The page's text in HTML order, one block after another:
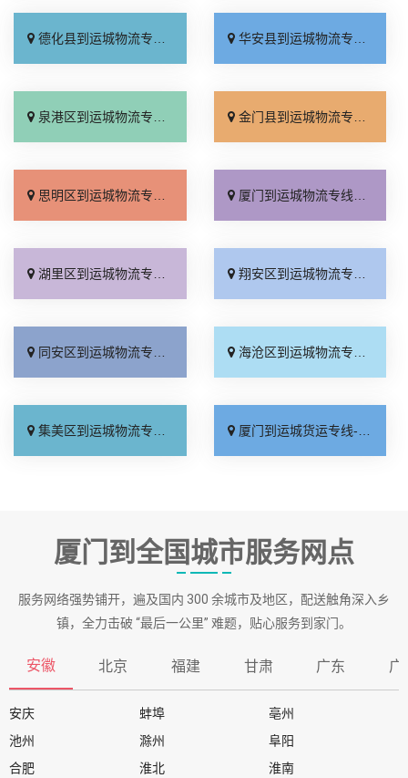
德化县到运城物流专线_市县派送「需要几天」 华安县到运城物流专线_直达特快专线「合同承运」
泉港区到运城物流专线_定点发车「每日发车」 金门县到运城物流专线_托运省心「专业靠谱」
思明区到运城物流专线_每日发车「运保时效」 厦门到运城物流专线_托运省心「要几天到」
湖里区到运城物流专线_送货上门「市县派送」 翔安区到运城物流专线_全程定位「服务周到」
同安区到运城物流专线_专线直达「收费介绍」 海沧区到运城物流专线_门到门配送「多年经验」
集美区到运城物流专线_几天到达「怎么收费」 厦门到运城货运专线-厦门到运城物流公司_全境到达「多少一吨」
厦门到全国城市服务网点
服务网络强势铺开，遍及国内 300 余城市及地区，配送触角深入乡
镇，全力击破 “最后一公里” 难题，贴心服务到家门。
安徽 北京 福建 甘肃 广东 广
安庆 蚌埠
亳州
池州
滁州
阜阳
合肥
淮北
淮南